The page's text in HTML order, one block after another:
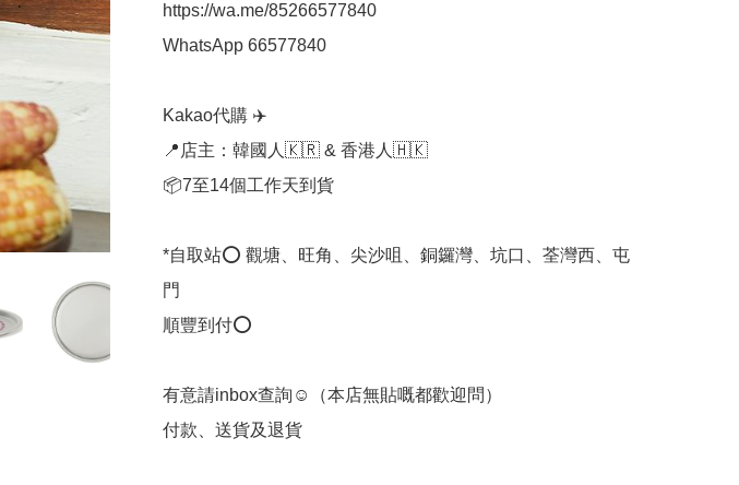
https://wa.me/85266577840
WhatsApp 66577840
Kakao代購 ✈️
📍店主：韓國人🇰🇷 & 香港人🇭🇰
📦7至14個工作天到貨
*自取站⭕ 觀塘、旺角、尖沙咀、銅鑼灣、坑口、荃灣西、屯
門
順豐到付⭕
有意請inbox查詢☺️（本店無貼嘅都歡迎問） 
付款、送貨及退貨